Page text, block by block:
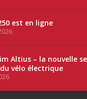
est en ligne
Altius – la nouvelle
vélo électrique